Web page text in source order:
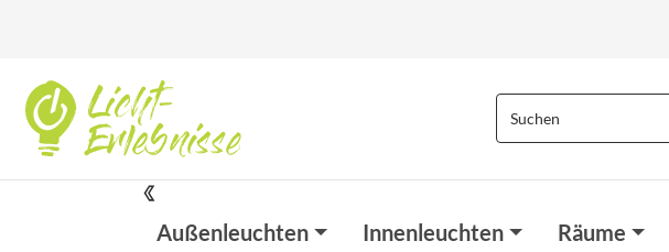
Außenleuchten Innenleuchten Räume